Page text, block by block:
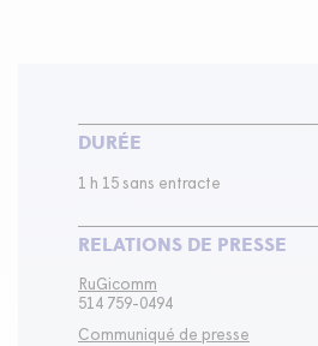
DURÉE
1 h 15 sans entracte
RELATIONS DE PRESSE
RuGicomm
514 759-0494
Communiqué de presse